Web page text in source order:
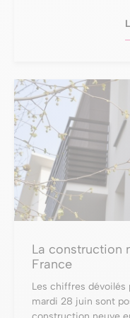
La construction
France
Les chiffres dévoilés
mardi 28 juin sont